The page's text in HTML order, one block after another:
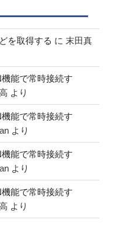
を取得する に 末田真
能で常時接続す
より
能で常時接続す
より
能で常時接続す
より
能で常時接続す
より